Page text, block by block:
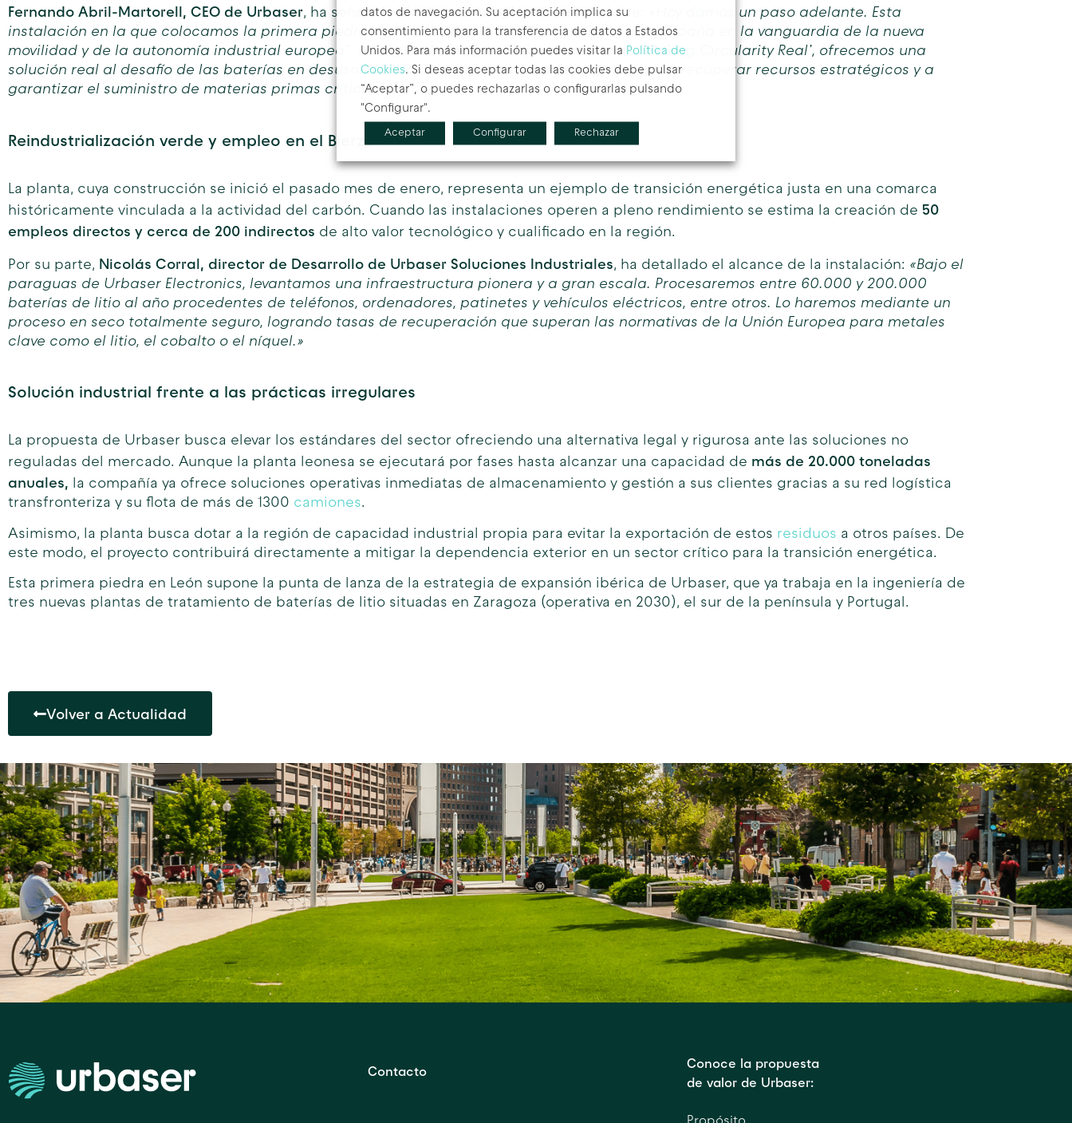
Fernando Abril-Martorell, CEO de Urbaser, ha señalado el valor estratégico de este avance:
«Hoy damos un paso adelante. Esta
instalación en la que colocamos la primera piedra situará a León, a Castilla y León y a toda España en la vanguardia de la nueva
movilidad y de la autonomía industrial europea”
. A lo que añade que:“Bajo nuestro lema ‘Making Circularity Real’, ofrecemos una
solución real al desafío de las baterías en desuso. No venimos a gestionar residuos; venimos a recuperar recursos estratégicos y a
garantizar el suministro de materias primas críticas.»
Reindustrialización verde y empleo en el Bierzo
La planta, cuya construcción se inició el pasado mes de enero, representa un ejemplo de transición energética justa en una comarca
históricamente vinculada a la actividad del carbón. Cuando las instalaciones operen a pleno rendimiento se estima la creación de 50
empleos directos y cerca de 200 indirectos de alto valor tecnológico y cualificado en la región.
Por su parte, Nicolás Corral, director de Desarrollo de Urbaser Soluciones Industriales, ha detallado el alcance de la instalación: «Bajo el
paraguas de Urbaser Electronics, levantamos una infraestructura pionera y a gran escala. Procesaremos entre 60.000 y 200.000
baterías de litio al año procedentes de teléfonos, ordenadores, patinetes y vehículos eléctricos, entre otros. Lo haremos mediante un
proceso en seco totalmente seguro, logrando tasas de recuperación que superan las normativas de la Unión Europea para metales
clave como el litio, el cobalto o el níquel.»
Solución industrial frente a las prácticas irregulares
La propuesta de Urbaser busca elevar los estándares del sector ofreciendo una alternativa legal y rigurosa ante las soluciones no
reguladas del mercado. Aunque la planta leonesa se ejecutará por fases hasta alcanzar una capacidad de más de 20.000 toneladas
anuales, la compañía ya ofrece soluciones operativas inmediatas de almacenamiento y gestión a sus clientes gracias a su red logística
transfronteriza y su flota de más de 1300 camiones.
Asimismo, la planta busca dotar a la región de capacidad industrial propia para evitar la exportación de estos residuos a otros países. De
este modo, el proyecto contribuirá directamente a mitigar la dependencia exterior en un sector crítico para la transición energética.
Esta primera piedra en León supone la punta de lanza de la estrategia de expansión ibérica de Urbaser, que ya trabaja en la ingeniería de
tres nuevas plantas de tratamiento de baterías de litio situadas en Zaragoza (operativa en 2030), el sur de la península y Portugal.
Volver a Actualidad
Contacto
Conoce la propuesta
de valor de Urbaser:
datos de navegación. Su aceptación implica su
consentimiento para la transferencia de datos a Estados
Unidos. Para más información puedes visitar la Política de
Cookies. Si deseas aceptar todas las cookies debe pulsar
“Aceptar”, o puedes rechazarlas o configurarlas pulsando
"Configurar".
Aceptar Configurar Rechazar